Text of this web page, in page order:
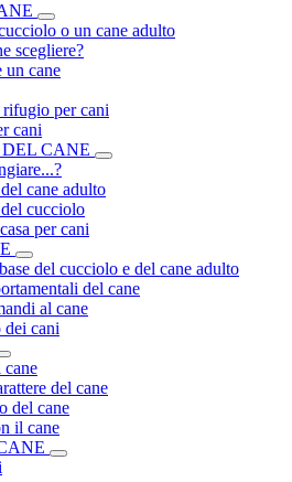
o un cane adulto
scegliere?
un cane
per cani
cani
CANE
cane adulto
cucciolo
per cani
del cucciolo e del cane adulto
del cane
al cane
dei cani
del cane
del cane
il cane